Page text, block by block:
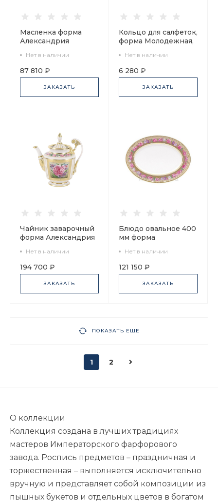
Масленка форма
Александрия
Воспоминание арт.
80.63776.00.1
Нет в наличии
87 810 ₽
ЗАКАЗАТЬ
Кольцо для салфеток,
форма Молодежная,
Воспоминание, арт
80.59842.00.1
Нет в наличии
6 280 ₽
ЗАКАЗАТЬ
Чайник заварочный
форма Александрия
Воспоминание арт.
80.58163.00.1
Нет в наличии
194 700 ₽
ЗАКАЗАТЬ
Блюдо овальное 400
мм форма
рисунок
Воспоминание арт.
80.58179.00.1
Нет в наличии
121 150 ₽
ЗАКАЗАТЬ
ПОКАЗАТЬ ЕЩЕ
1 2
О коллекции
Коллекция создана в лучших традициях
мастеров Императорского фарфорового
завода. Роспись предметов – праздничная и
торжественная – выполняется исключительно
вручную и представляет собой композиции из
пышных букетов и отдельных цветов в богатом